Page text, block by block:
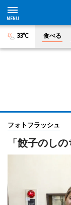
33°C 食べる
フォトフラッシュ
「餃子のし